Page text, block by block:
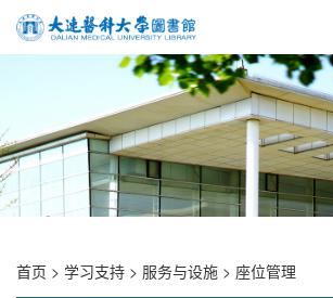
首页 > 学习支持 > 服务与设施 > 座位管理